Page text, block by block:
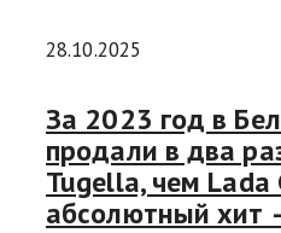
28.10.2025
За 2023 год в
продали в два
Tugella, чем Lada
абсолютный хит